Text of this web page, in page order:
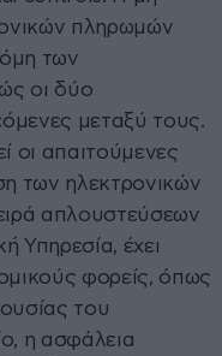
πληρωμών
των
οι δύο
μεταξύ τους.
οι απαιτούμενες
των ηλεκτρονικών
απλουστεύσεων
Υπηρεσία, έχει
φορείς, όπως
του
η ασφάλεια